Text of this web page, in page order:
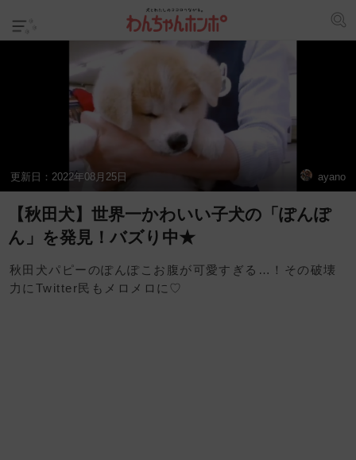
更新日： 2022年08月25日 ayano
【秋田犬】世界一かわいい子犬の「ぽんぽ
ん」を発見！バズり中★
秋田犬パピーのぽんぽこお腹が可愛すぎる…！その破壊
力にTwitter民もメロメロに♡